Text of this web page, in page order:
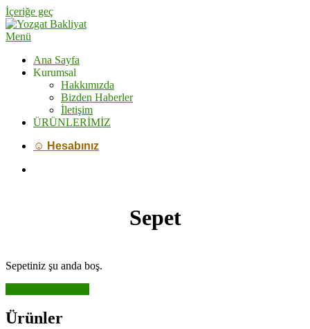
İçeriğe geç
Menü
Ana Sayfa
Kurumsal
Hakkımızda
Bizden Haberler
İletişim
ÜRÜNLERİMİZ
☺ Hesabınız
Sepet
Sepetiniz şu anda boş.
Ürünler